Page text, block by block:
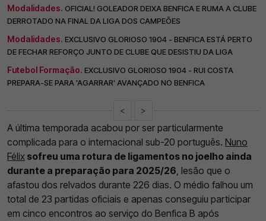
Modalidades. OFICIAL! GOLEADOR DEIXA BENFICA E RUMA A CLUBE
DERROTADO NA FINAL DA LIGA DOS CAMPEÕES
Modalidades. EXCLUSIVO GLORIOSO 1904 - BENFICA ESTÁ PERTO
DE FECHAR REFORÇO JUNTO DE CLUBE QUE DESISTIU DA LIGA
Futebol Formação. EXCLUSIVO GLORIOSO 1904 - RUI COSTA
PREPARA-SE PARA 'AGARRAR' AVANÇADO NO BENFICA
< >
A última temporada acabou por ser particularmente
complicada para o internacional sub-20 português. Nuno
Félix sofreu uma rotura de ligamentos no joelho ainda
durante a preparação para 2025/26, lesão que o
afastou dos relvados durante 226 dias. O médio falhou um
total de 23 partidas oficiais e apenas conseguiu participar
em cinco encontros ao serviço do Benfica B após